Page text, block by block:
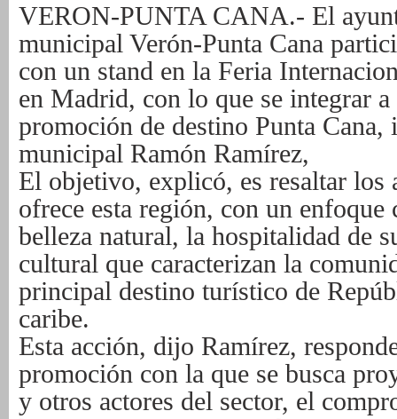
VERON-PUNTA CANA.- El
municipal Verón-Punta Cana
con un stand en la Feria
en Madrid, con lo que se integrar
promoción de destino Punta
municipal Ramón Ramírez,
El objetivo, explicó, es resaltar los
ofrece esta región, con un enfoque
belleza natural, la hospitalidad de
cultural que caracterizan la
principal destino turístico de
caribe.
Esta acción, dijo Ramírez,
promoción con la que se busca
y otros actores del sector, el